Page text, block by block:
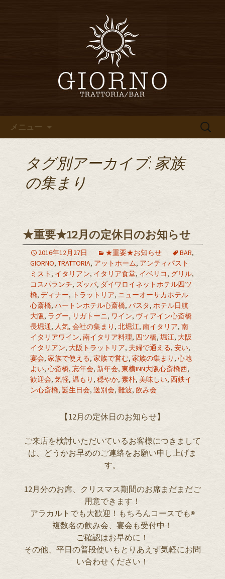
堀江・四ツ橋のイタリアン「イ
タリア食堂ジョルノ～GIORNO
～」のブログ
食堂ジョルノ～GIORNO～」からのお知
メニュー
検
タグ別アーカイブ: 家族
の集まり
★重要★12月の定休日のお知らせ
2016年12月27日 ★重要★お知らせ BAR,
GIORNO, TRATTORIA, アットホーム, アンティパスト
ミスト , イタリアン, イタリア食堂, イベリコ, グリル,
コスパランチ, ズッパ, ダイワロイネットホテル四ツ
橋, ディナー, トラットリア, ニューオーサカホテル
心斎橋, ハートンホテル心斎橋, パスタ, ホテル日航
大阪, ラグー, リガトーニ, ワイン, ヴィアイン心斎橋
長堀通, 人気, 会社の集まり , 北堀江, 南イタリア, 南
イタリアワイン, 南イタリア料理, 四ツ橋, 堀江, 大阪
イタリアン, 大阪トラットリア, 夫婦で通える, 安い,
宴会, 家族で使える, 家族で営む, 家族の集まり , 心地
よい, 心斎橋, 忘年会, 新年会, 東横INN大阪心斎橋西,
歓迎会, 気軽, 温もり , 穏やか, 素朴, 美味しい, 西鉄イ
ン心斎橋, 誕生日会, 送別会, 難波, 飲み会
【12月の定休日のお知らせ】
ご来店を検討いただいているお客様につきまして
は、どうかお早めのご連絡をお願い申し上げま
す。
12月分のお席、クリスマス期間のお席まだまだご
用意できます！
アラカルトでも大歓迎！もちろんコースでも◉
複数名の飲み会、宴会も受付中！
ご確認はお早めに！
その他、平日の普段使いもとりあえず気軽にお問
い合わせください！